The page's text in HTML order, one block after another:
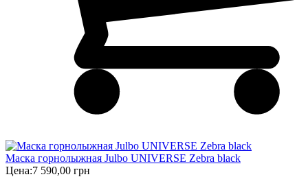
Маска горнолыжная Julbo UNIVERSE Zebra black
Цена:7 590,00 грн